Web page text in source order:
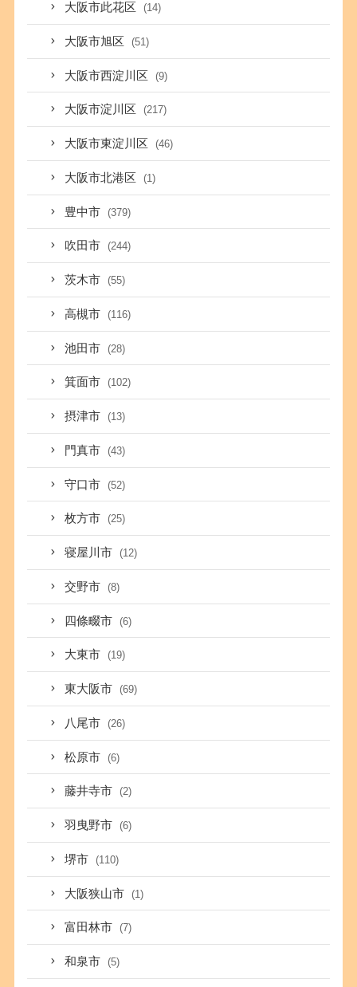
大阪市此花区 (14)
大阪市旭区 (51)
大阪市西淀川区 (9)
大阪市淀川区 (217)
大阪市東淀川区 (46)
大阪市北港区 (1)
豊中市 (379)
吹田市 (244)
茨木市 (55)
高槻市 (116)
池田市 (28)
箕面市 (102)
摂津市 (13)
門真市 (43)
守口市 (52)
枚方市 (25)
寝屋川市 (12)
交野市 (8)
四條畷市 (6)
大東市 (19)
東大阪市 (69)
八尾市 (26)
松原市 (6)
藤井寺市 (2)
羽曳野市 (6)
堺市 (110)
大阪狭山市 (1)
富田林市 (7)
和泉市 (5)